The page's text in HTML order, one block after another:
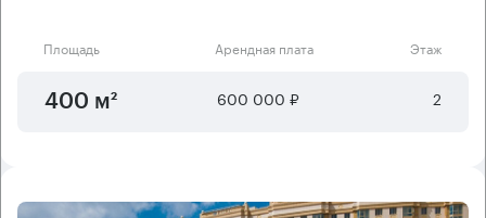
Площадь Арендная плата Этаж
400 м² 600 000 ₽ 2